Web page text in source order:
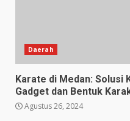
Daerah
Karate di Medan: Solusi
Gadget dan Bentuk
Agustus 26, 2024